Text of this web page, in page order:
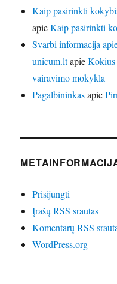
Kaip pasirinkti
apieKaip pasirinkti
Svarbi informacija
unicum.ltapieKokius
vairavimo mokykla
Pagalbininkasapie
Prisijungti
Įrašų RSS srautas
Komentarų RSS
WordPress.org